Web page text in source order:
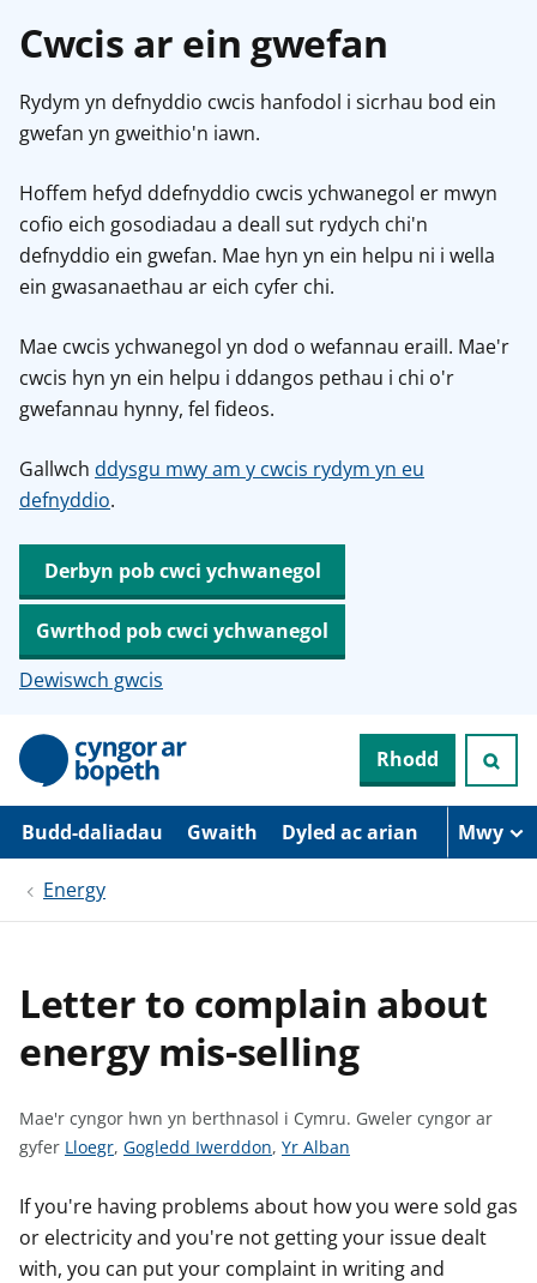
Cwcis ar ein gwefan
Rydym yn defnyddio cwcis hanfodol i sicrhau bod ein
gwefan yn gweithio'n iawn.
Hoffem hefyd ddefnyddio cwcis ychwanegol er mwyn
cofio eich gosodiadau a deall sut rydych chi'n
defnyddio ein gwefan. Mae hyn yn ein helpu ni i wella
ein gwasanaethau ar eich cyfer chi.
Mae cwcis ychwanegol yn dod o wefannau eraill. Mae'r
cwcis hyn yn ein helpu i ddangos pethau i chi o'r
gwefannau hynny, fel fideos.
Gallwch ddysgu mwy am y cwcis rydym yn eu
defnyddio.
Derbyn pob cwci ychwanegol
Gwrthod pob cwci ychwanegol
Dewiswch gwcis
N
d
r
w
Rhodd
Budd-daliadau Gwaith Dyled ac arian Mwy
Energy
Letter to complain about
energy mis-selling
Mae'r cyngor hwn yn berthnasol i Cymru. Gweler cyngor ar
gyfer G
e
l
e
Lloegr, G
e
l
e
Gogledd Iwerddon, G
e
l
e
Yr Alban
If you're having problems about how you were sold gas
or electricity and you're not getting your issue dealt
with, you can put your complaint in writing and